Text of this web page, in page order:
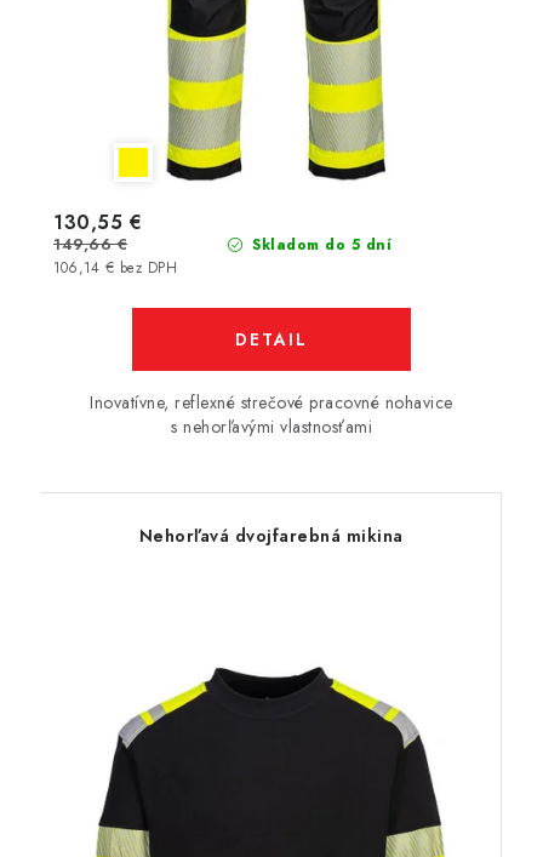
Skladom do 5 dní
106,14 € bez DPH
130,55 €
149,66 €
DETAIL
Inovatívne, reflexné strečové pracovné nohavice
s nehorľavými vlastnosťami
Nehorľavá dvojfarebná mikina